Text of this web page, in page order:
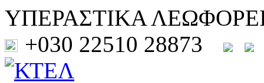
ΥΠΕΡΑΣΤΙΚΑ
+030 22510 28873